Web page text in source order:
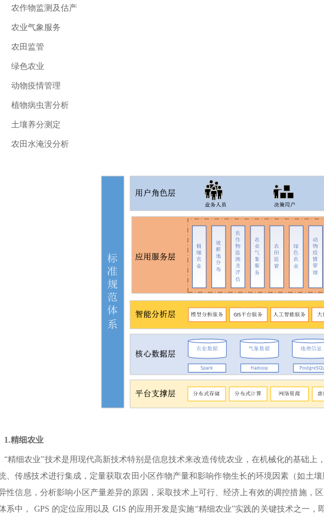
作物监测及估产
业气象服务
田监管
色农业
物疫情管理
物病虫害分析
壤养分测定
田水淹没分析
精细农业
细农业”技术是用现代高新技术特别是信息技术来改造传统农业，在机械化的基础上
、传感技术进行集成，定量获取农田小区作物产量和影响作物生长的环境因素（如土
性信息，分析影响小区产量差异的原因，采取技术上可行、经济上有效的调控措施，
系中， GPS 的定位应用以及 GIS 的应用开发是实施“精细农业”实践的关键技术之一